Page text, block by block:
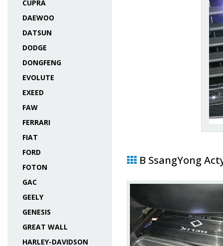
CUPRA
DAEWOO
DATSUN
DODGE
DONGFENG
EVOLUTE
EXEED
FAW
FERRARI
FIAT
FORD
FOTON
GAC
GEELY
GENESIS
GREAT WALL
HARLEY-DAVIDSON
В SsangYong